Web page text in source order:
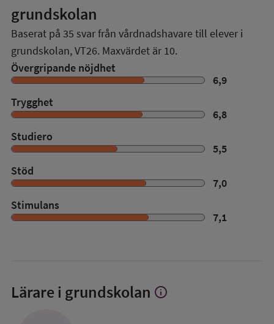
grundskolan
Baserat på 35 svar från vårdnadshavare till elever i
grundskolan,VT26. Maxvärdet är 10.
Övergripande nöjdhet
6,9
Trygghet
6,8
Studiero
5,5
Stöd
7,0
Stimulans
7,1
Lärare i grundskolan Visa
info